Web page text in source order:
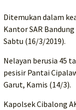
Ditemukan dalam
Kantor SAR
Sabtu (16/3/2019).
Nelayan berusia 45
pesisir Pantai
Garut, Kamis (14/3).
Kapolsek Cibalong